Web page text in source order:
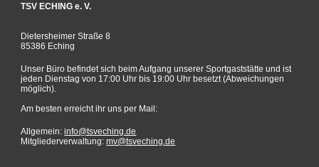
TSV ECHING e. V.
Dietersheimer Straße 8
85386 Eching
Unser Büro befindet sich beim Aufgang unserer Sportgaststätte und ist
jeden Dienstag von 17:00 Uhr bis 19:00 Uhr besetzt (Abweichungen
möglich).
Am bestenerreicht ihr uns per Mail:
Allgemein:info@tsveching.de
Mitgliederverwaltung:mv@tsveching.de